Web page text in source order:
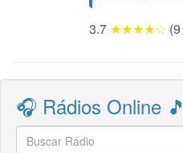
3.7 ★★★★☆
🎧 Rádios Online 🎵